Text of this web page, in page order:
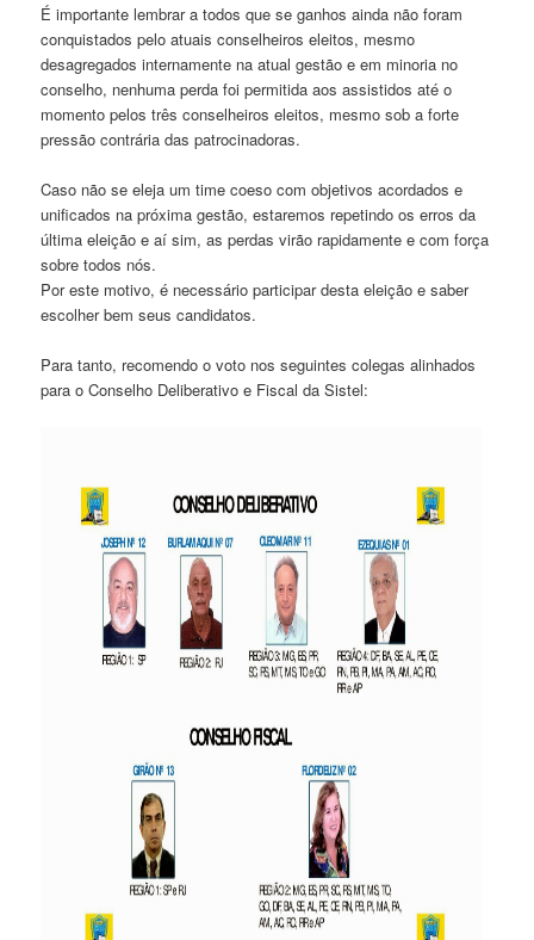
É importante lembrar a todos que se ganhos ainda não foram
conquistados pelo atuais conselheiros eleitos, mesmo
desagregados internamente na atual gestão e em minoria no
conselho, nenhuma perda foi permitida aos assistidos até o
momento pelos três conselheiros eleitos, mesmo sob a forte
pressão contrária das patrocinadoras.
Caso não se eleja um time coeso com objetivos acordados e
unificados na próxima gestão, estaremos repetindo os erros da
última eleição e aí sim, as perdas virão rapidamente e com força
sobre todos nós.
Por este motivo, é necessário participar desta eleição e saber
escolher bem seus candidatos.
Para tanto, recomendo o voto nos seguintes colegas alinhados
para o Conselho Deliberativo e Fiscal da Sistel: